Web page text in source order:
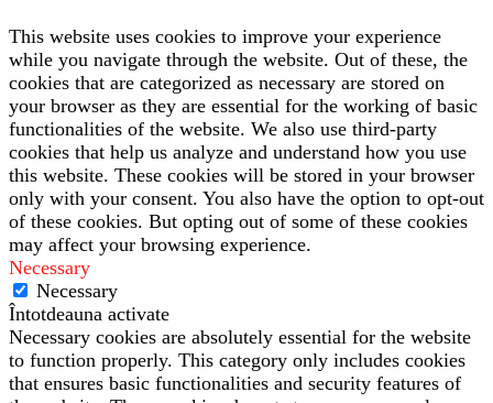
This website uses cookies to improve your experience
while you navigate through the website. Out of these, the
cookies that are categorized as necessary are stored on
your browser as they are essential for the working of basic
functionalities of the website. We also use third-party
cookies that help us analyze and understand how you use
this website. These cookies will be stored in your browser
only with your consent. You also have the option to opt-out
of these cookies. But opting out of some of these cookies
may affect your browsing experience.
Necessary
Necessary
Întotdeauna activate
Necessary cookies are absolutely essential for the website
to function properly. This category only includes cookies
that ensures basic functionalities and security features of